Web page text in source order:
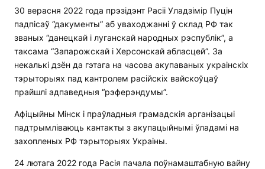
30 верасня 2022 года прэзідэнт Расіі Уладзімір Пуцін
падпісаў “дакументы” аб уваходжанні ў склад РФ так
званых “данецкай і луганскай народных рэспублік”, а
таксама “Запарожскай і Херсонскай абласцей”. За
некалькі дзён да гэтага на часова акупаваных украінскіх
тэрыторыях пад кантролем расійскіх вайскоўцаў
прайшлі адпаведныя “рэферэндумы”.
Афіцыйны Мінск і праўладныя грамадскія арганізацыі
падтрымліваюць кантакты з акупацыйнымі ўладамі на
захопленых РФ тэрыторыях Украіны.
24 лютага 2022 года Расія пачала поўнамаштабную вайну